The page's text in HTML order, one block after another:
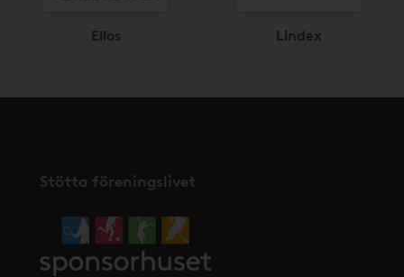
Ellos Lindex
Stötta föreningslivet